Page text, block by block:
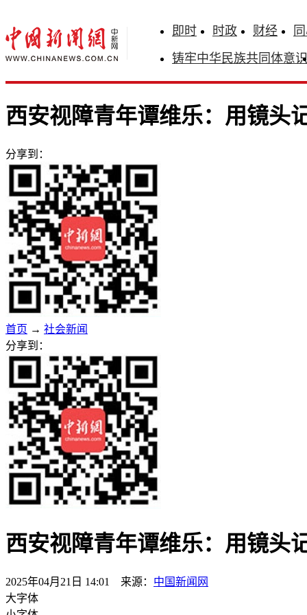
即时 时政 财经
铸牢中华民族共同体意识
西安视障青年谭维乐：用镜头
分享到：
首页 → 社会新闻
分享到：
西安视障青年谭维乐：用镜头
2025年04月21日 14:01 来源： 中国新闻网
大字体